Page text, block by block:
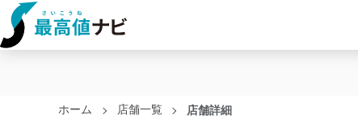
ホーム 店舗一覧 店舗詳細